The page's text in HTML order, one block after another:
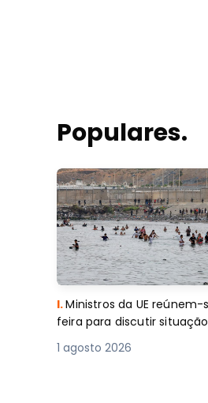
Populares.
I.Ministros da UE
feira para discutir
1 agosto 2026